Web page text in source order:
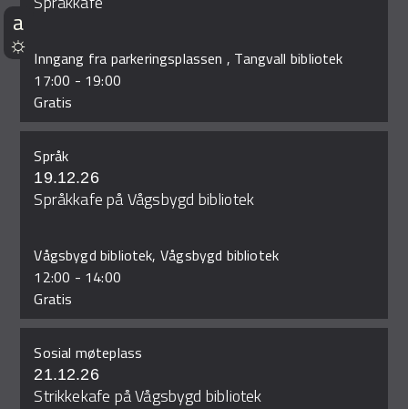
Inngang fra parkeringsplassen , Tangvall bibliotek
17:00 - 19:00
Gratis
Språk
19.12.26
Språkkafe på Vågsbygd bibliotek
Vågsbygd bibliotek, Vågsbygd bibliotek
12:00 - 14:00
Gratis
Sosial møteplass
21.12.26
Strikkekafe på Vågsbygd bibliotek